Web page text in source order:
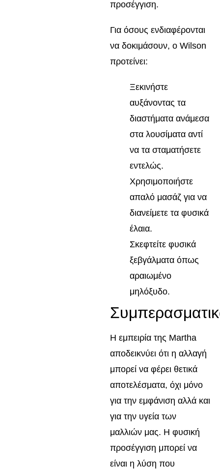
προσέγγιση.
Για όσους ενδιαφέρονται
να δοκιμάσουν, ο Wilson
προτείνει:
Ξεκινήστε
αυξάνοντας τα
διαστήματα ανάμεσα
στα λουσίματα αντί
να τα σταματήσετε
εντελώς.
Χρησιμοποιήστε
απαλό μασάζ για να
διανείμετε τα φυσικά
έλαια.
Σκεφτείτε φυσικά
ξεβγάλματα όπως
αραιωμένο
μηλόξυδο.
Η εμπειρία της Martha
αποδεικνύει ότι η αλλαγή
μπορεί να φέρει θετικά
αποτελέσματα, όχι μόνο
για την εμφάνιση αλλά και
για την υγεία των
μαλλιών μας. Η φυσική
προσέγγιση μπορεί να
είναι η λύση που